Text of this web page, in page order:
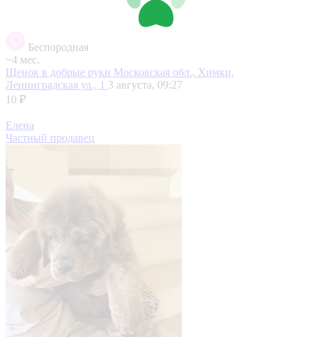
Беспородная
~4 мес.
Щенок в добрые руки Московская обл., Химки,
Ленинградская ул., 1 3 августа, 09:27
10 ₽
Елена
Частный продавец